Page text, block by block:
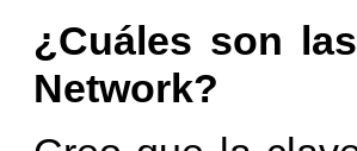
¿Cuáles son
Network?